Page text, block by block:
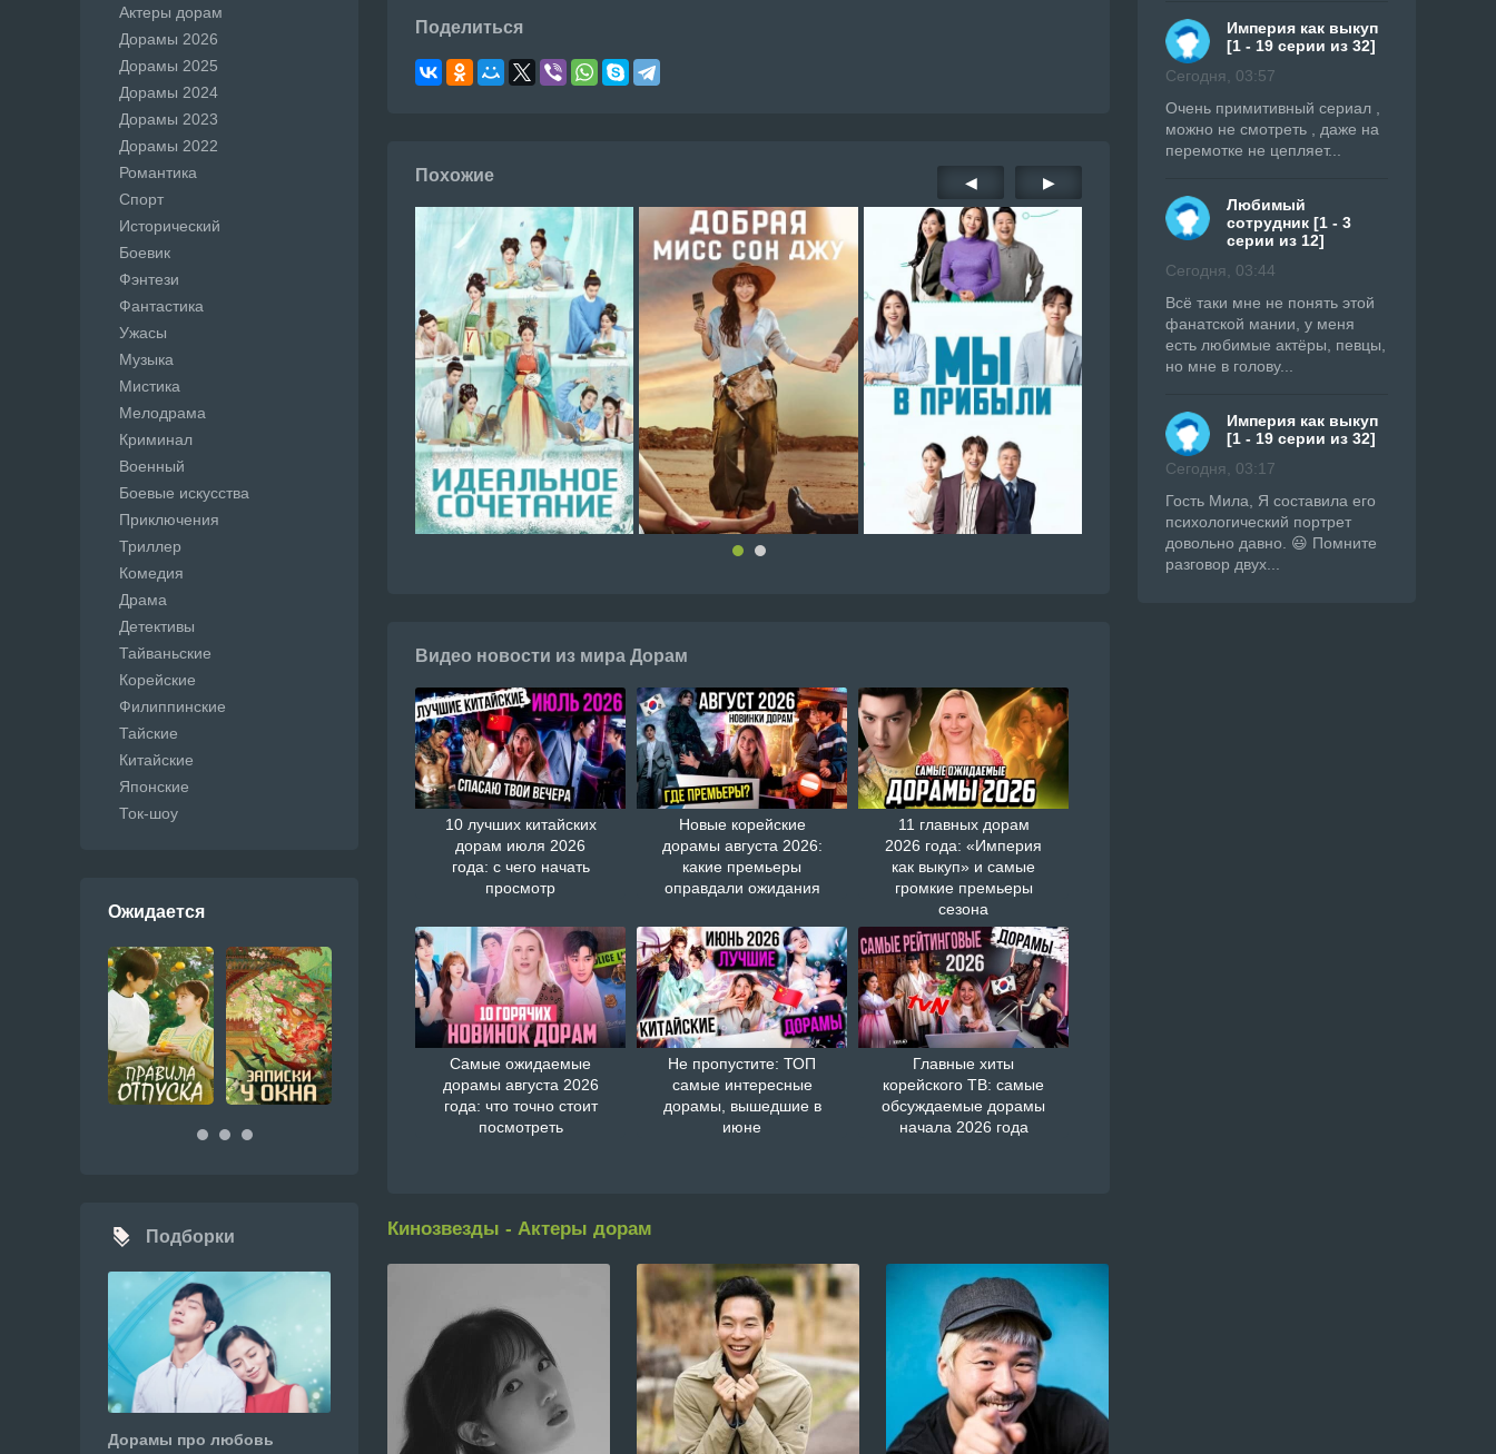
Поделиться
Похожие ◀ ▶
Видео новости из мира Дорам
10 лучших китайских
дорам июля 2026
года: с чего начать
просмотр
Новые корейские
дорамы августа 2026:
какие премьеры
оправдали ожидания
11 главных дорам
2026 года: «Империя
как выкуп» и самые
громкие премьеры
сезона
Самые ожидаемые
дорамы августа 2026
года: что точно стоит
посмотреть
Не пропустите: ТОП
самые интересные
дорамы, вышедшие в
июне
Главные хиты
корейского ТВ: самые
обсуждаемые дорамы
начала 2026 года
Кинозвезды - Актеры дорам
Актеры дорам
Дорамы 2026
Дорамы 2025
Дорамы 2024
Дорамы 2023
Дорамы 2022
Романтика
Спорт
Исторический
Боевик
Фэнтези
Фантастика
Ужасы
Музыка
Мистика
Мелодрама
Криминал
Военный
Боевые искусства
Приключения
Триллер
Комедия
Драма
Детективы
Тайваньские
Корейские
Филиппинские
Тайские
Китайские
Японские
Ток-шоу
Ожидается
Подборки
Дорамы про любовь
Империя как выкуп
[1 - 19 серии из 32]
Сегодня, 03:57
Очень примитивный сериал ,
можно не смотреть , даже на
перемотке не цепляет...
Любимый
сотрудник [1 - 3
серии из 12]
Сегодня, 03:44
Всë таки мне не понять этой
фанатской мании, у меня
есть любимые актёры, певцы,
но мне в голову...
Империя как выкуп
[1 - 19 серии из 32]
Сегодня, 03:17
Гость Мила, Я составила его
психологический портрет
довольно давно. 😃 Помните
разговор двух...